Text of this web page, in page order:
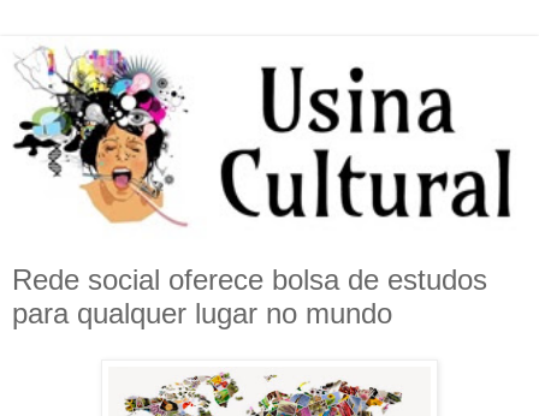
Rede social oferece bolsa de estudos
para qualquer lugar no mundo